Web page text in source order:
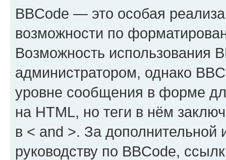
BBCode — это особая
возможности по
Возможность использования
администратором, однако
уровне сообщения в форме
на HTML, но теги в нём
в < and >. За
руководству по BBCode,